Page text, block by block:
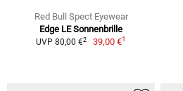
Red Bull Spect Eyewear
Edge LE Sonnenbrille
UVP 80,00 €2 39,00 €1